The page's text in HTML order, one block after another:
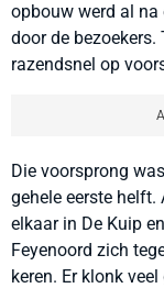
opbouw werd al
door de
razendsnel op
Die voorsprong
gehele eerste
elkaar in De Kuip
Feyenoord zich
keren. Er klonk